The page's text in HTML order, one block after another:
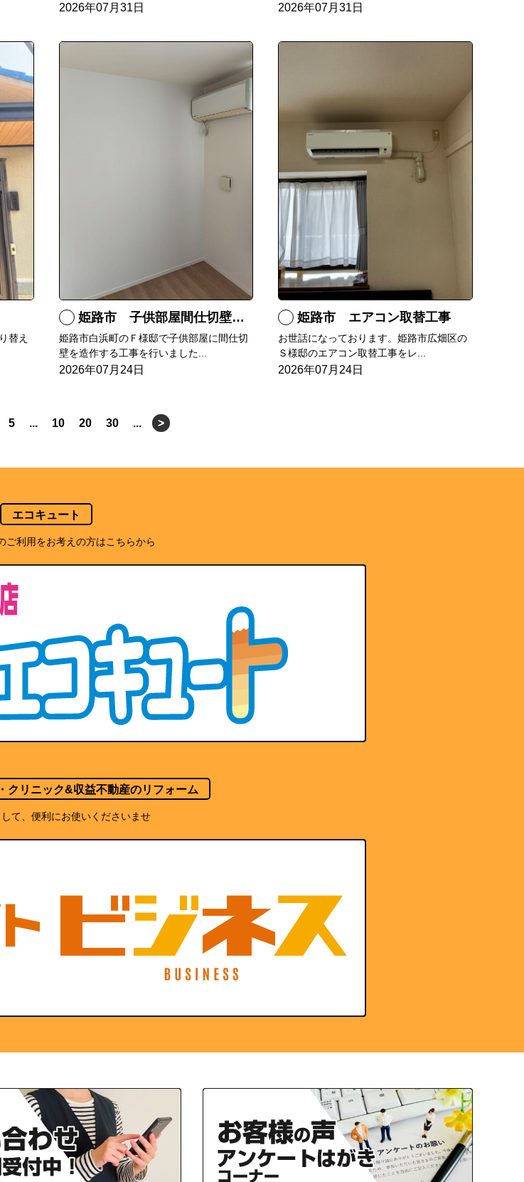
2026年07月31日 2026年07月31日
替え
姫路市 子供部屋間仕切壁造作
姫路市白浜町のＦ様邸で子供部屋に間仕切
壁を造作する工事を行いました...
2026年07月24日
姫路市 エアコン取替工事
お世話になっております。姫路市広畑区の
Ｓ様邸のエアコン取替工事をレ...
2026年07月24日
5 ... 10 20 30 ... >
エコキュート
ご利用をお考えの方はこちらから
クリニック&収益不動産のリフォーム
て、便利にお使いくださいませ